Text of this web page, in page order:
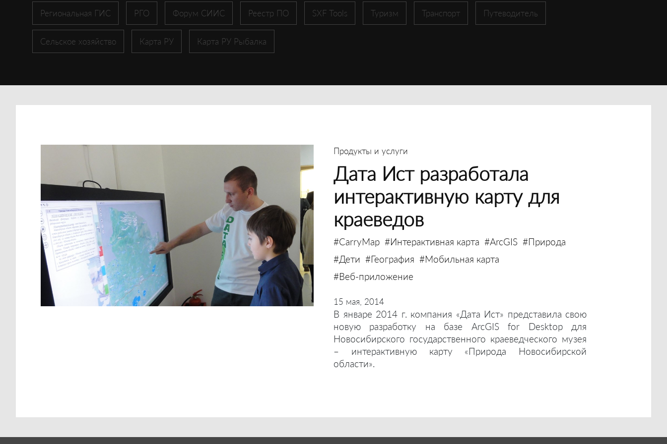
Региональная ГИС РГО Форум СИИС Реестр ПО SXF Tools Туризм Транспорт Путеводитель
Сельское хозяйство Карта РУ Карта РУ Рыбалка
Продукты и услуги
Дата Ист разработала
интерактивную карту для
краеведов
#CarryMap #Интерактивная карта #ArcGIS #Природа
#Дети #География #Мобильная карта
#Веб-приложение
15 мая, 2014
В январе 2014 г. компания «Дата Ист» представила свою
новую разработку на базе ArcGIS for Desktop для
Новосибирского государственного краеведческого музея
– интерактивную карту «Природа Новосибирской
области».